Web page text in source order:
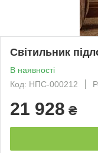
Світильник
В наявності
Код: НПС-000212
21 928 ₴